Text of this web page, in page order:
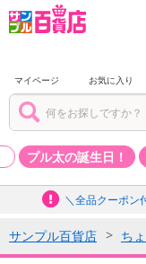
マイページ お気に入り
プル太の誕生日！
＼全品クーポン
サンプル百貨店 ち